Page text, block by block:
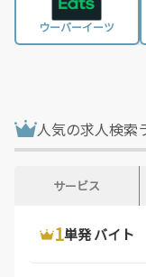
大阪府 / 3,197件
奈良県 / 617件
香川県 / 497件
佐賀県 / 192件
ウーバーイーツ
人気の求人検索
サービス
1ウーバーイーツ
1ドライバー 求人
1単発 バイト